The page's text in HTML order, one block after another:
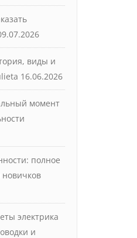
виды и
16.06.2026
момент
полное
новичков
электрика
и